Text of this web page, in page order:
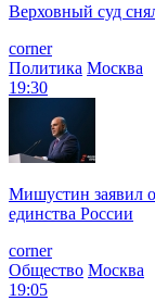
Верховный суд
corner
Политика Москва
19:30
Мишустин заявил
единства России
corner
Общество Москва
19:05